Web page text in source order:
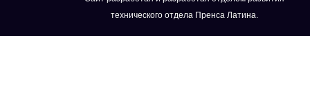
технического отдела Пренса Латина.